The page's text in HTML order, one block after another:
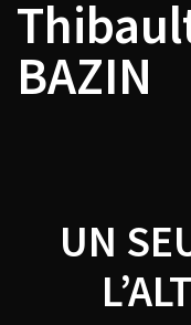
Skip
content
BAZIN
UN
Navigation
de